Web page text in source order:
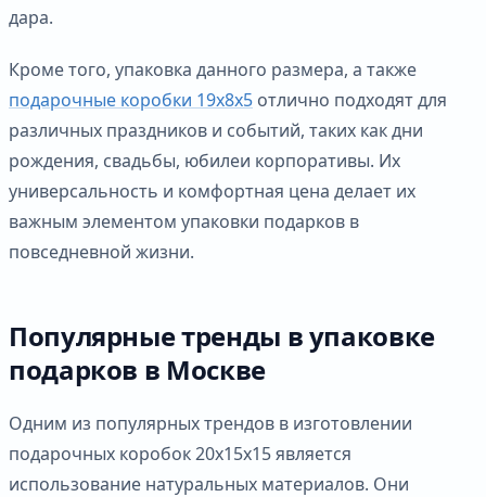
дара.
Кроме того, упаковка данного размера, а также
подарочные коробки 19х8х5 отлично подходят для
различных праздников и событий, таких как дни
рождения, свадьбы, юбилеи корпоративы. Их
универсальность и комфортная цена делает их
важным элементом упаковки подарков в
повседневной жизни.
Популярные тренды в упаковке
подарков в Москве
Одним из популярных трендов в изготовлении
подарочных коробок 20х15х15 является
использование натуральных материалов. Они